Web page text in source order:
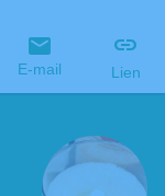
E-mail Lien